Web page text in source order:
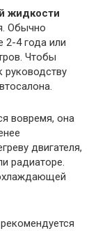
жидкости
Обычно
2-4 года или
Чтобы
руководству
вовремя, она
двигателя,
радиаторе.
рекомендуется